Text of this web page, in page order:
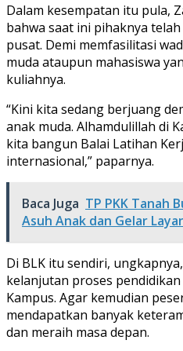
Dalam kesempatan itu pula,
bahwa saat ini pihaknya
pusat. Demi memfasilitasi
muda ataupun mahasiswa
kuliahnya.
“Kini kita sedang berjuang
anak muda. Alhamdulillah di
kita bangun Balai Latihan
internasional,” paparnya.
Baca Juga TP PKK Tanah
Asuh Anak dan Gelar
Di BLK itu sendiri,
kelanjutan proses
Kampus. Agar kemudian
mendapatkan banyak
dan meraih masa depan.